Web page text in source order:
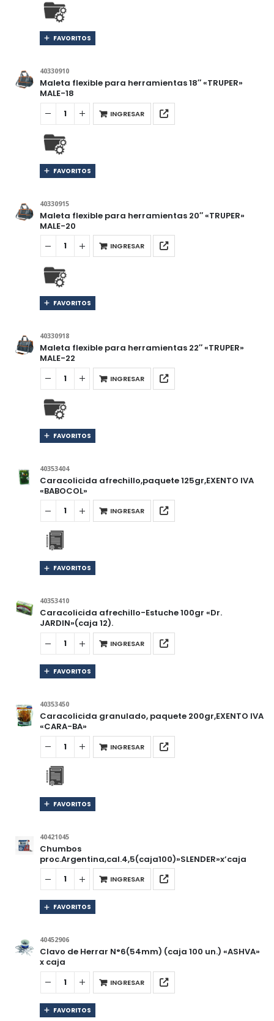
FAVORITOS
40330910
Maleta flexible para herramientas 18″ «TRUPER»
MALE-18
INGRESAR
FAVORITOS
40330915
Maleta flexible para herramientas 20″ «TRUPER»
MALE-20
INGRESAR
FAVORITOS
40330918
Maleta flexible para herramientas 22″ «TRUPER»
MALE-22
INGRESAR
FAVORITOS
40353404
Caracolicida afrechillo,paquete 125gr,EXENTO IVA
«BABOCOL»
INGRESAR
FAVORITOS
40353410
Caracolicida afrechillo-Estuche 100gr «Dr.
JARDIN»(caja 12).
INGRESAR
FAVORITOS
40353450
Caracolicida granulado, paquete 200gr,EXENTO IVA
«CARA-BA»
INGRESAR
FAVORITOS
40421045
Chumbos
proc.Argentina,cal.4,5(caja100)»SLENDER»x’caja
INGRESAR
FAVORITOS
40452906
Clavo de Herrar N°6(54mm) (caja 100 un.) «ASHVA»
x caja
INGRESAR
FAVORITOS